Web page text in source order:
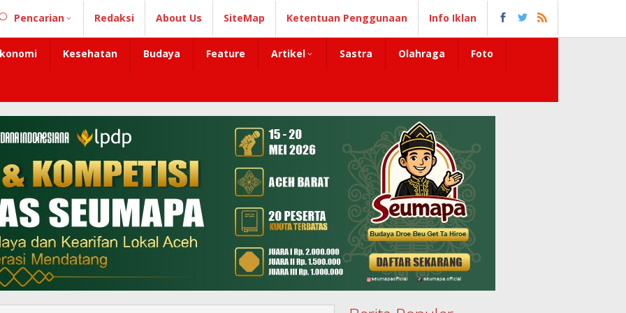
Pencarian Redaksi About Us SiteMap Ketentuan Penggunaan Info Iklan
Kesehatan Budaya Feature Artikel Sastra Olahraga Foto